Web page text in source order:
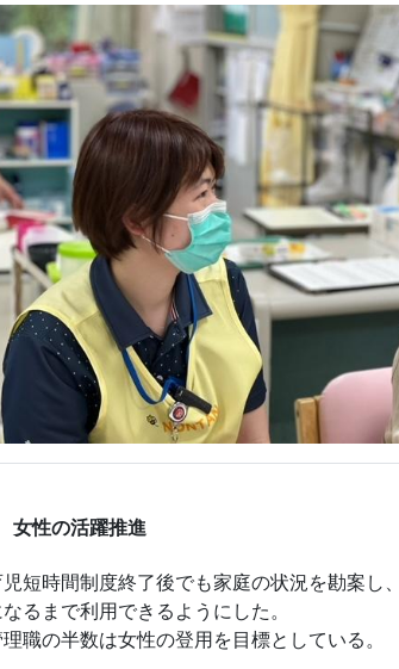
女性の活躍推進
短時間制度終了後でも家庭の状況を勘案し
るまで利用できるようにした。
職の半数は女性の登用を目標としている。